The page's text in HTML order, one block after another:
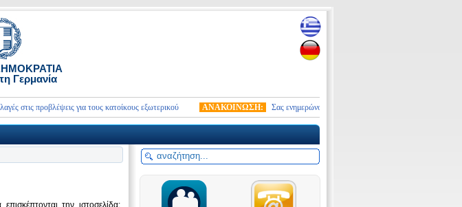
Γερμανία
προβλέψεις για τους κατοίκους εξωτερικού ΑΝΑΚΟΙΝΩΣΗ: Σας ενημερώνουμε ότι από 10.01.2026 τέθηκε σε ισχύ ο νέος